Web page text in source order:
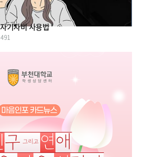
기자비 사용법
491